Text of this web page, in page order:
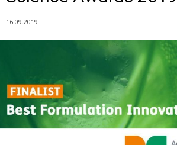
16.09.2019